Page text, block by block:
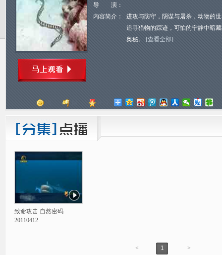
导 演：
内容简介：
进攻与防守，阴谋与屠杀，动物的
追寻猎物的踪迹，可怕的宁静中暗
奥秘。
[查看全部]
致命攻击 自然密码
20110412
< 1 >